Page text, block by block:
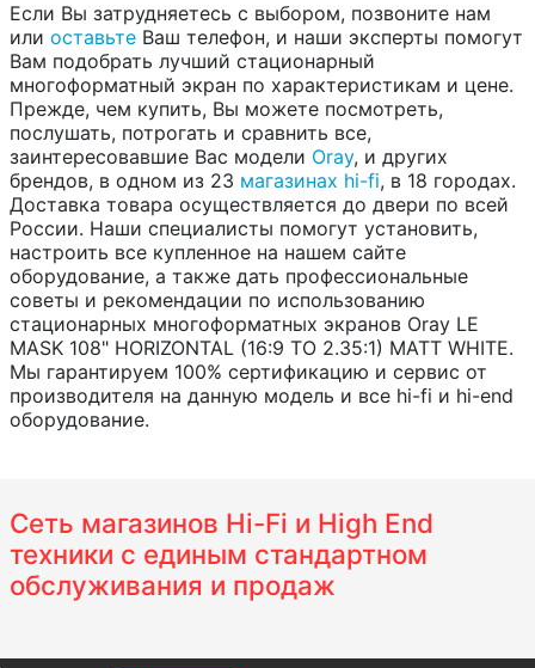
Если Вы затрудняетесь с выбором, позвоните нам
или оставьте Ваш телефон, и наши эксперты помогут
Вам подобрать лучший стационарный
многоформатный экран по характеристикам и цене.
Прежде, чем купить, Вы можете посмотреть,
послушать, потрогать и сравнить все,
заинтересовавшие Вас модели Oray, и других
брендов, в одном из 23 магазинах hi-fi, в 18 городах.
Доставка товара осуществляется до двери по всей
России. Наши специалисты помогут установить,
настроить все купленное на нашем сайте
оборудование, а также дать профессиональные
советы и рекомендации по использованию
стационарных многоформатных экранов Oray LE
MASK 108" HORIZONTAL (16:9 TO 2.35:1) MATT WHITE.
Мы гарантируем 100% сертификацию и сервис от
производителя на данную модель и все hi-fi и hi-end
оборудование.
Сеть магазинов Hi-Fi и High End
техники с единым стандартном
обслуживания и продаж